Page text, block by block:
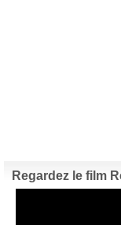
Regardez le film